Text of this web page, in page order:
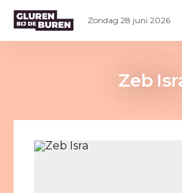
Zeb
Zondag 28 juni 2026